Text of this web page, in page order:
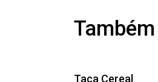
Taça Cereal